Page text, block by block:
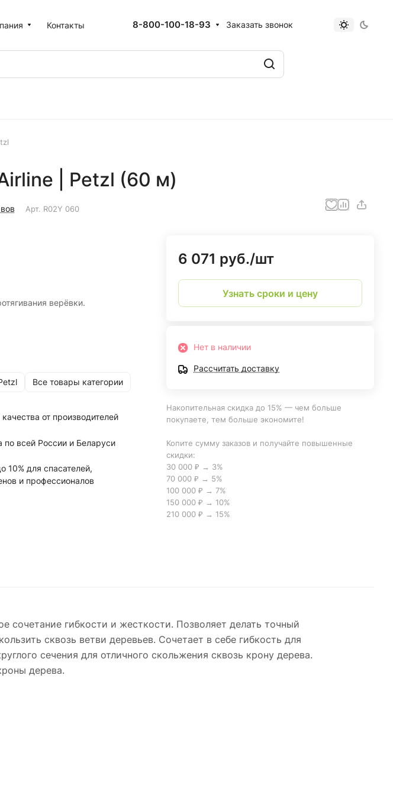
Контакты 8-800-100-18-93 Заказать звонок
| Petzl (60 м)
Арт. R02Y 060
верёвки.
Все товары категории
качества от производителей
по всей России и Беларуси
10% для спасателей,
и профессионалов
6 071 руб./шт
Узнать сроки и цену
Нет в наличии
Рассчитать доставку
Накопительная скидка до 15% — чем больше
покупаете, тем больше экономите!
Копите сумму заказов и получайте повышенные
скидки:
30 000 ₽ → 3%
70 000 ₽ → 5%
100 000 ₽ → 7%
150 000 ₽ → 10%
210 000 ₽ → 15%
сочетание гибкости и жесткости. Позволяет делать точный
сквозь ветви деревьев. Сочетает в себе гибкость для
сечения для отличного скольжения сквозь крону дерева.
дерева.